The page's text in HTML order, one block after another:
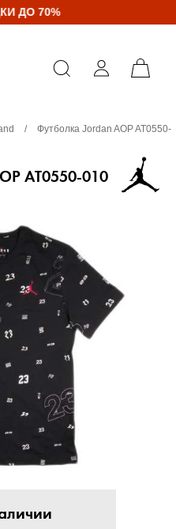
ДО 70%
/
Футболка Jordan AOP AT0550-
AT0550-010